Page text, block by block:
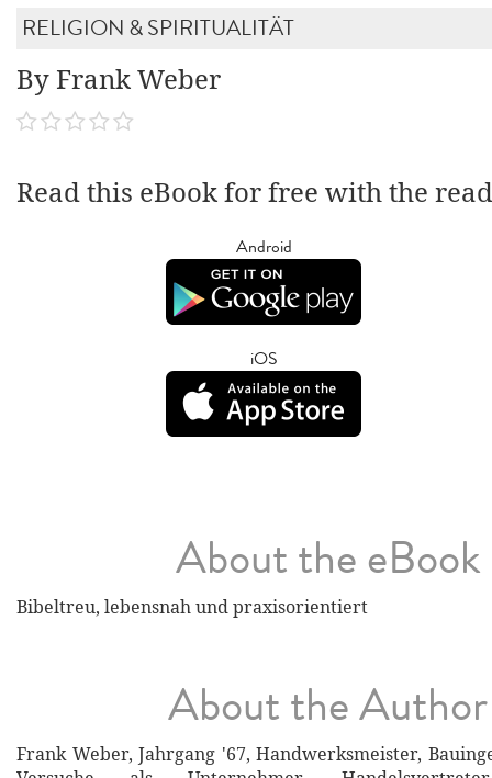
RELIGION & SPIRITUALITÄT
By Frank Weber
Read this eBook for free with the
Android
iOS
About the eBook
Bibeltreu, lebensnah und praxisorientiert
About the Author
Frank Weber, Jahrgang '67, Handwerksmeister,